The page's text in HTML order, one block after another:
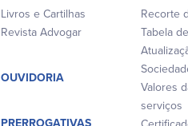
Livros e Cartilhas
Revista Advogar
OUVIDORIA
Recorte
Tabela
Valores
serviços